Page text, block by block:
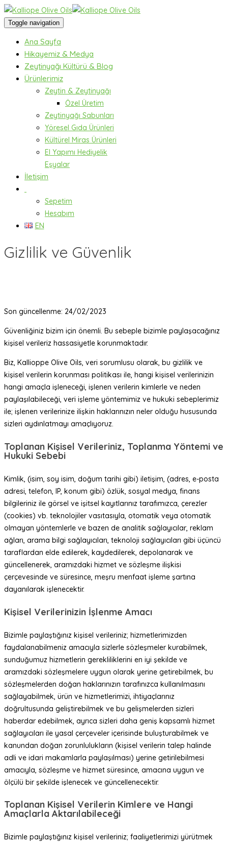
Toggle navigation
Ana Sayfa
Hikayemiz & Medya
Zeytinyağı Kültürü & Blog
Ürünlerimiz
Zeytin & Zeytinyağı
Özel Üretim
Zeytinyağı Sabunları
Yöresel Gıda Ürünleri
Kültürel Miras Ürünleri
El Yapımı Hediyelik
Eşyalar
İletişim
Sepetim
Hesabım
EN
Gizlilik ve Güvenlik
Son güncellenme: 24/02/2023
Güvenliğiniz bizim için önemli. Bu sebeple bizimle paylaşacağınız
kişisel verileriz hassasiyetle korunmaktadır.
Biz, Kallioppe Olive Oils, veri sorumlusu olarak, bu gizlilik ve
kişisel verilerin korunması politikası ile, hangi kişisel verilerinizin
hangi amaçla işleneceği, işlenen verilerin kimlerle ve neden
paylaşılabileceği, veri işleme yöntemimiz ve hukuki sebeplerimiz
ile; işlenen verilerinize ilişkin haklarınızın neler olduğu hususunda
sizleri aydınlatmayı amaçlıyoruz.
Toplanan Kişisel Verileriniz, Toplanma Yöntemi ve
Hukuki Sebebi
Kimlik, (isim, soy isim, doğum tarihi gibi) iletişim, (adres, e-posta
adresi, telefon, IP, konum gibi) özlük, sosyal medya, finans
bilgileriniz ile görsel ve işitsel kayıtlarınız tarafımızca, çerezler
(cookies) vb. teknolojiler vasıtasıyla, otomatik veya otomatik
olmayan yöntemlerle ve bazen de analitik sağlayıcılar, reklam
ağları, arama bilgi sağlayıcıları, teknoloji sağlayıcıları gibi üçüncü
taraflardan elde edilerek, kaydedilerek, depolanarak ve
güncellenerek, aramızdaki hizmet ve sözleşme ilişkisi
çerçevesinde ve süresince, meşru menfaat işleme şartına
dayanılarak işlenecektir.
Kişisel Verilerinizin İşlenme Amacı
Bizimle paylaştığınız kişisel verileriniz; hizmetlerimizden
faydalanabilmeniz amacıyla sizlerle sözleşmeler kurabilmek,
sunduğumuz hizmetlerin gerekliliklerini en iyi şekilde ve
aramızdaki sözleşmelere uygun olarak yerine getirebilmek, bu
sözleşmelerden doğan haklarınızın tarafınızca kullanılmasını
sağlayabilmek, ürün ve hizmetlerimizi, ihtiyaçlarınız
doğrultusunda geliştirebilmek ve bu gelişmelerden sizleri
haberdar edebilmek, ayrıca sizleri daha geniş kapsamlı hizmet
sağlayıcıları ile yasal çerçeveler içerisinde buluşturabilmek ve
kanundan doğan zorunlulukların (kişisel verilerin talep halinde
adli ve idari makamlarla paylaşılması) yerine getirilebilmesi
amacıyla, sözleşme ve hizmet süresince, amacına uygun ve
ölçülü bir şekilde işlenecek ve güncellenecektir.
Toplanan Kişisel Verilerin Kimlere ve Hangi
Amaçlarla Aktarılabileceği
Bizimle paylaştığınız kişisel verileriniz; faaliyetlerimizi yürütmek